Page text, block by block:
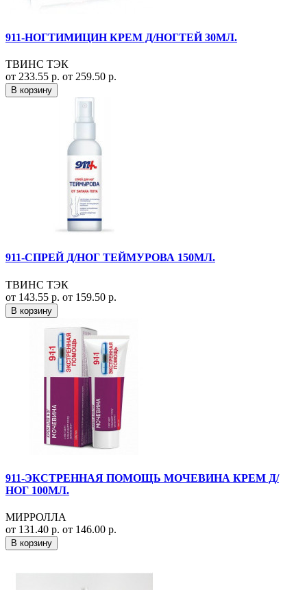
911-НОГТИМИЦИН КРЕМ Д/НОГТЕЙ 30МЛ.
ТВИНС ТЭК
от 233.55 р. от 259.50 р.
В корзину
911-СПРЕЙ Д/НОГ ТЕЙМУРОВА 150МЛ.
ТВИНС ТЭК
от 143.55 р. от 159.50 р.
В корзину
911-ЭКСТРЕННАЯ ПОМОЩЬ МОЧЕВИНА КРЕМ Д/
НОГ 100МЛ.
МИРРОЛЛА
от 131.40 р. от 146.00 р.
В корзину